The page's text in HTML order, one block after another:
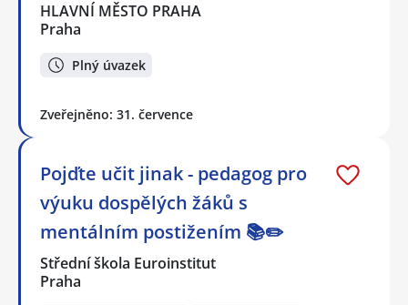
HLAVNÍ MĚSTO PRAHA
Praha
Plný úvazek
Zveřejněno: 31. července
Pojďte učit jinak - pedagog pro
výuku dospělých žáků s
mentálním postižením 📚✏️
Střední škola Euroinstitut
Praha